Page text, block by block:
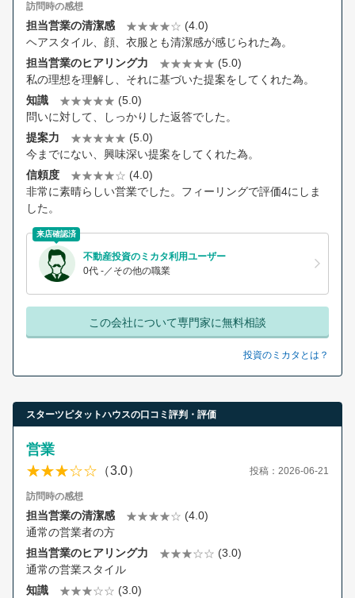
訪問時の感想
担当営業の清潔感
(4.0)
ヘアスタイル、顔、衣服とも清潔感が感じられた為。
担当営業のヒアリング力
(5.0)
私の理想を理解し、それに基づいた提案をしてくれた為。
知識
(5.0)
問いに対して、しっかりした返答でした。
提案力
(5.0)
今までにない、興味深い提案をしてくれた為。
信頼度
(4.0)
非常に素晴らしい営業でした。フィーリングで評価4にしま
した。
来店確認済
不動産投資のミカタ利用ユーザー
0代 -／その他の職業
この会社について専門家に無料相談
投資のミカタとは？
スターツピタットハウスの口コミ評判・評価
営業
（3.0） 投稿：2026-06-21
訪問時の感想
担当営業の清潔感
(4.0)
通常の営業者の方
担当営業のヒアリング力
(3.0)
通常の営業スタイル
知識
(3.0)